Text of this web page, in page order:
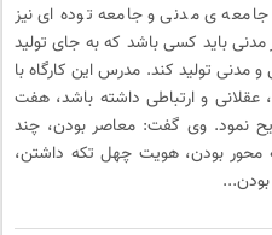
ی مدنی و جامعه توده ای نیز
باید کسی باشد که به جای تولید
مدنی تولید کند. مدرس این کارگاه با
عقلانی و ارتباطی داشته باشد، هفت
نمود. وی گفت: معاصر بودن، چند
محور بودن، هویت چهل تکه داشتن،